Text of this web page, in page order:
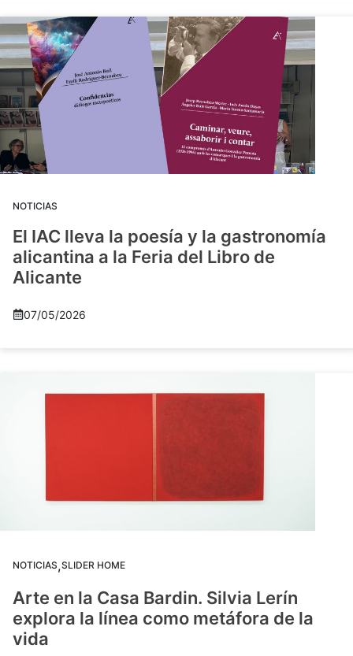
NOTICIAS
El IAC lleva la poesía y la gastronomía
alicantina a la Feria del Libro de
Alicante
07/05/2026
NOTICIAS,SLIDER HOME
Arte en la Casa Bardin. Silvia Lerín
explora la línea como metáfora de la
vida